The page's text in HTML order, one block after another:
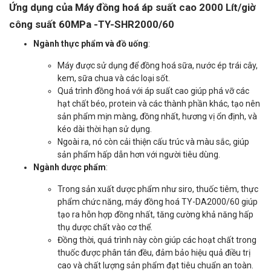
Ứng dụng của Máy đồng hoá áp suất cao 2000 Lít/giờ
công suất 60MPa -TY-SHR2000/60
Ngành thực phẩm và đồ uống:
Máy được sử dụng để đồng hoá sữa, nước ép trái cây,
kem, sữa chua và các loại sốt.
Quá trình đồng hoá với áp suất cao giúp phá vỡ các
hạt chất béo, protein và các thành phần khác, tạo nên
sản phẩm mịn màng, đồng nhất, hương vị ổn định, và
kéo dài thời hạn sử dụng.
Ngoài ra, nó còn cải thiện cấu trúc và màu sắc, giúp
sản phẩm hấp dẫn hơn với người tiêu dùng.
Ngành dược phẩm:
Trong sản xuất dược phẩm như siro, thuốc tiêm, thực
phẩm chức năng, máy đồng hoá TY-DA2000/60 giúp
tạo ra hỗn hợp đồng nhất, tăng cường khả năng hấp
thụ dược chất vào cơ thể.
Đồng thời, quá trình này còn giúp các hoạt chất trong
thuốc được phân tán đều, đảm bảo hiệu quả điều trị
cao và chất lượng sản phẩm đạt tiêu chuẩn an toàn.